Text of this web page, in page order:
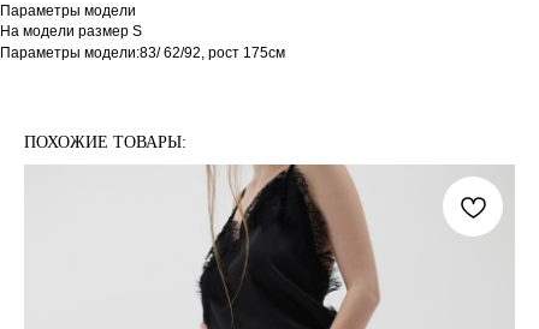
Параметры модели
На модели размер S
Параметры модели:83/ 62/92, рост 175см
ПОХОЖИЕ ТОВАРЫ: